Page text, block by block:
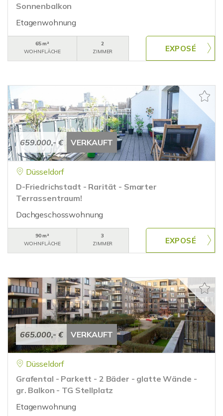
Sonnenbalkon
Etagenwohnung
65 m²
WOHNFLÄCHE
2
ZIMMER
659.000,- € VERKAUFT
Düsseldorf
D-Friedrichstadt - Rarität - Smarter
Terrassentraum!
Dachgeschosswohnung
90 m²
WOHNFLÄCHE
3
ZIMMER
665.000,- € VERKAUFT
Düsseldorf
Grafental - Parkett - 2 Bäder - glatte Wände -
gr. Balkon - TG Stellplatz
Etagenwohnung